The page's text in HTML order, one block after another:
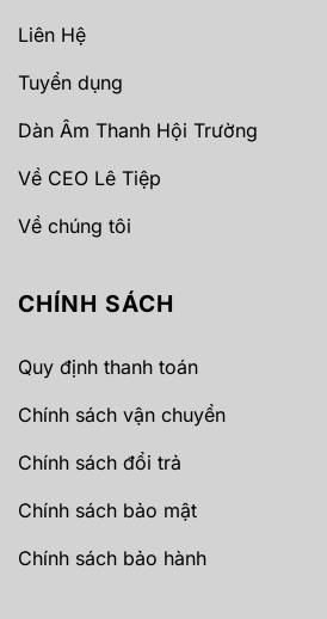
Liên Hệ
Tuyển dụng
Dàn Âm Thanh Hội Trường
Về CEO Lê Tiệp
Về chúng tôi
CHÍNH SÁCH
Quy định thanh toán
Chính sách vận chuyển
Chính sách đổi trả
Chính sách bảo mật
Chính sách bảo hành